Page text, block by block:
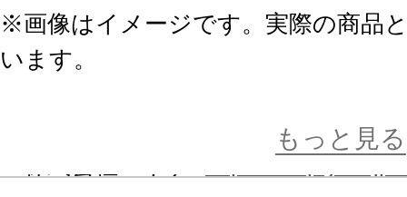
※画像はイメージです。実際の商品
います。
※商品に関するお問い合わせはこち
もっと見る